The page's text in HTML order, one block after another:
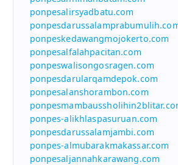
ponpesalirsyadbatu.com
ponpeskedawangmojokerto.com
ponpesalfalahpacitan.com
ponpeswalisongosragen.com
ponpesdarularqamdepok.com
ponpesalanshorambon.com
ponpes-alikhlaspasuruan.com
ponpesdarussalamjambi.com
ponpes-almubarakmakassar.com
ponpesaljannahkarawang.com